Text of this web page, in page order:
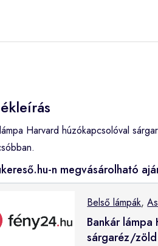
Harvard húzókapcsolóval
n megvásárolható
Belső lámpák,
Bankár
sárgaréz/zöld